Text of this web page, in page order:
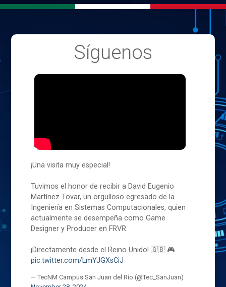
Síguenos
¡Una visita muy especial!
Tuvimos el honor de recibir a David Eugenio
Martínez Tovar, un orgulloso egresado de la
Ingeniería en Sistemas Computacionales, quien
actualmente se desempeña como Game
Designer y Producer en FRVR.
¡Directamente desde el Reino Unido! 🇬🇧 🎮
pic.twitter.com/LmYJGXsCiJ
— TecNM Campus San Juan del Río (@Tec_SanJuan)